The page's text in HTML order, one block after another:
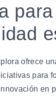
ofrece
para
en